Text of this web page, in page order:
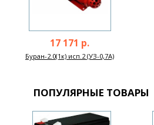
17 171 р.
Буран-2.0(1к) исп.2 (УЗ-0,7А)
ПОПУЛЯРНЫЕ ТОВАРЫ